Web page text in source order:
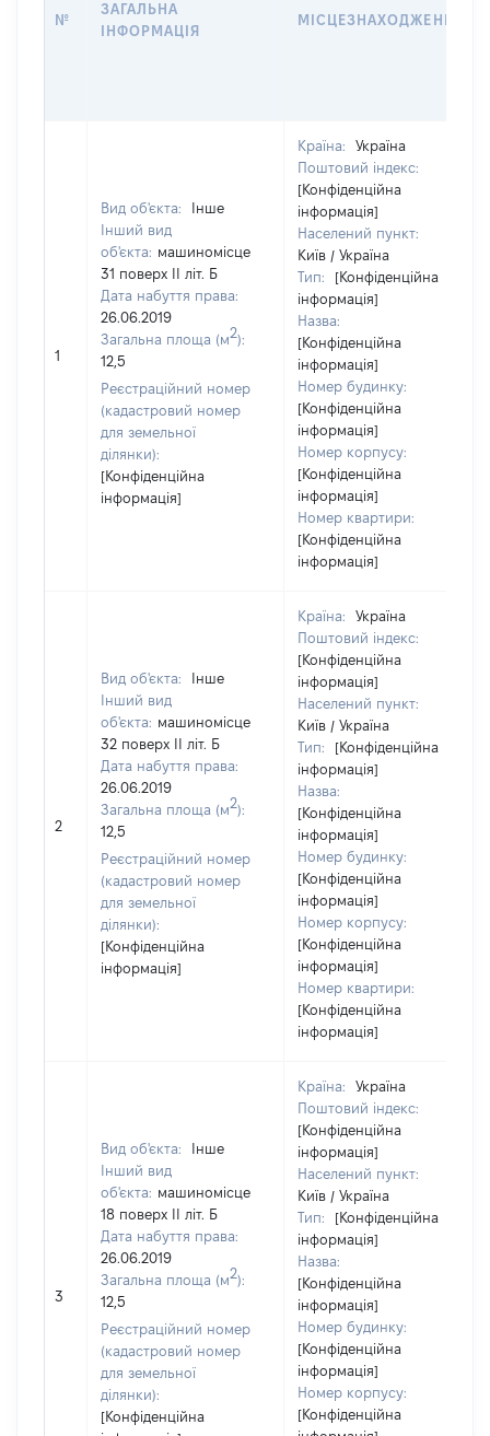
№
ЗАГАЛЬНА
ІНФОРМАЦІЯ
МІСЦЕЗНАХОДЖЕННЯ
1
Вид об'єкта:
Інше
Інший вид
об'єкта: машиномісце
31 поверх ІІ літ. Б
Дата набуття права:
26.06.2019
Загальна площа (м2):
12,5
Реєстраційний номер
(кадастровий номер
для земельної
ділянки):
[Конфіденційна
інформація]
Країна:
Україна
Поштовий індекс:
[Конфіденційна
інформація]
Населений пункт:
Київ / Україна
Тип:
[Конфіденційна
інформація]
Назва:
[Конфіденційна
інформація]
Номер будинку:
[Конфіденційна
інформація]
Номер корпусу:
[Конфіденційна
інформація]
Номер квартири:
[Конфіденційна
інформація]
2
Вид об'єкта:
Інше
Інший вид
об'єкта: машиномісце
32 поверх ІІ літ. Б
Дата набуття права:
26.06.2019
Загальна площа (м2):
12,5
Реєстраційний номер
(кадастровий номер
для земельної
ділянки):
[Конфіденційна
інформація]
Країна:
Україна
Поштовий індекс:
[Конфіденційна
інформація]
Населений пункт:
Київ / Україна
Тип:
[Конфіденційна
інформація]
Назва:
[Конфіденційна
інформація]
Номер будинку:
[Конфіденційна
інформація]
Номер корпусу:
[Конфіденційна
інформація]
Номер квартири:
[Конфіденційна
інформація]
3
Вид об'єкта:
Інше
Інший вид
об'єкта: машиномісце
18 поверх ІІ літ. Б
Дата набуття права:
26.06.2019
Загальна площа (м2):
12,5
Реєстраційний номер
(кадастровий номер
для земельної
ділянки):
[Конфіденційна
Країна:
Україна
Поштовий індекс:
[Конфіденційна
інформація]
Населений пункт:
Київ / Україна
Тип:
[Конфіденційна
інформація]
Назва:
[Конфіденційна
інформація]
Номер будинку:
[Конфіденційна
інформація]
Номер корпусу:
[Конфіденційна